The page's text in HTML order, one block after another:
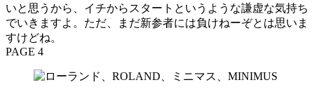
いと思うから、イチからスタートというような謙虚な気持ち
でいきますよ。ただ、まだ新参者には負けねーぞとは思いま
すけどね。
PAGE 4